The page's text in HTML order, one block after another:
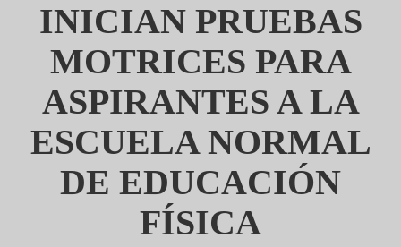
INICIAN PRUEBAS
MOTRICES PARA
ASPIRANTES A LA
ESCUELA NORMAL
DE EDUCACIÓN
FÍSICA